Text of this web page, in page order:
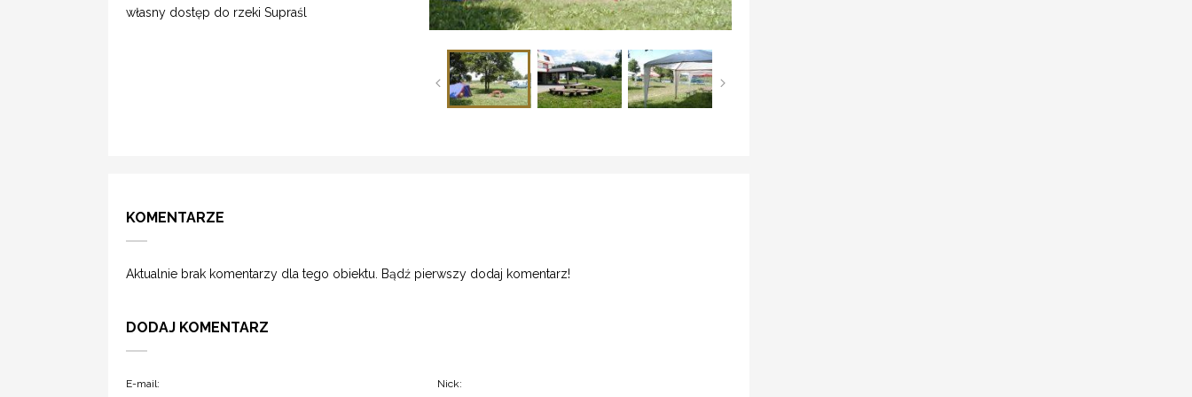
własny dostęp do rzeki Supraśl
KOMENTARZE
Aktualnie brak komentarzy dla tego obiektu. Bądź pierwszy dodaj komentarz!
DODAJ KOMENTARZ
Nick:
E-mail: